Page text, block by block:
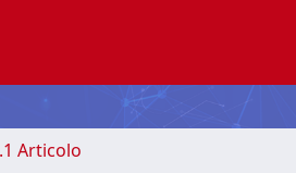
Articolo